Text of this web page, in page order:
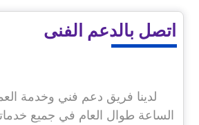
اتصل بالدعم الفنى
لدينا فريق دعم فني وخدمة
الساعة طوال العام في جميع